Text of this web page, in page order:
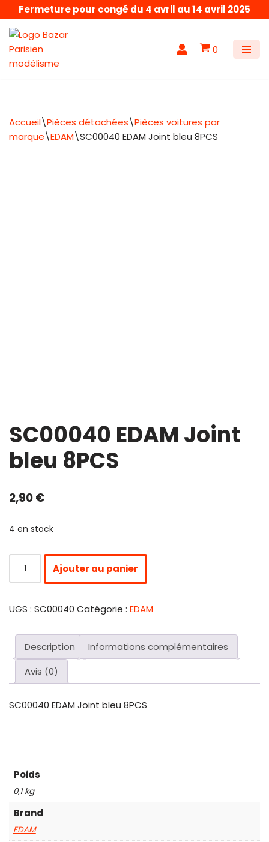
Aller
au
contenu
Fermeture pour congé du 4 avril au 14 avril 2025
0
Accueil\Pièces détachées\Pièces voitures par
marque\EDAM\SC00040 EDAM Joint bleu 8PCS
SC00040 EDAM Joint
bleu 8PCS
2,90€
4 en stock
Ajouter au panier
UGS : SC00040 Catégorie : EDAM
Description
Informations complémentaires
Avis (0)
SC00040 EDAM Joint bleu 8PCS
Poids
0,1 kg
Brand
EDAM